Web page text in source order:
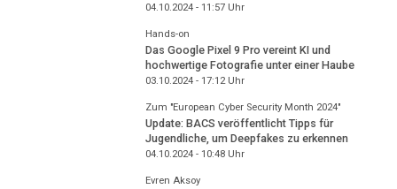
04.10.2024 - 11:57Uhr
Hands-on
Das Google Pixel 9 Pro vereint KI und
hochwertige Fotografie unter einer Haube
03.10.2024 - 17:12Uhr
Zum "European Cyber Security Month 2024"
Update: BACS veröffentlicht Tipps für
Jugendliche, um Deepfakes zu erkennen
04.10.2024 - 10:48Uhr
Evren Aksoy